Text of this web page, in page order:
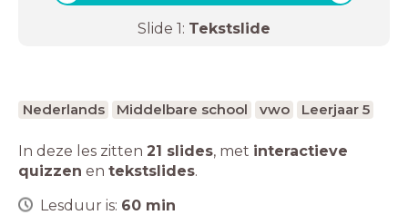
Slide 1: Tekstslide
Nederlands Middelbare school vwo Leerjaar 5
In deze les zitten 21 slides, met interactieve
quizzen en tekstslides.
Lesduur is: 60 min